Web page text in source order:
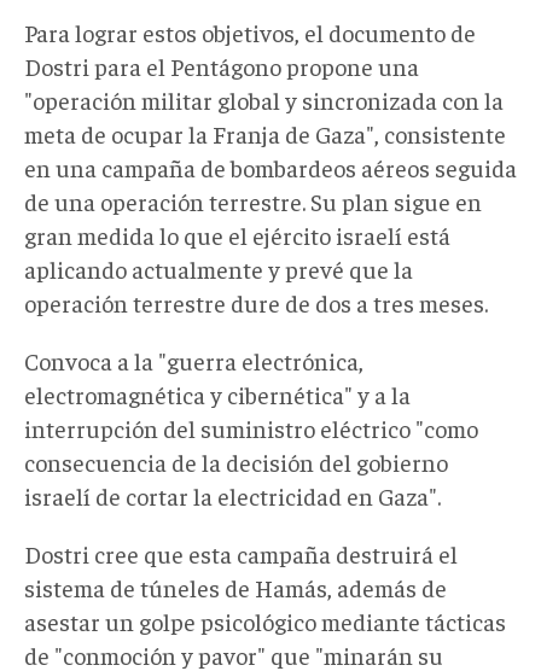
Para lograr estos objetivos, el documento de
Dostri para el Pentágono propone una
"operación militar global y sincronizada con la
meta de ocupar la Franja de Gaza", consistente
en una campaña de bombardeos aéreos seguida
de una operación terrestre. Su plan sigue en
gran medida lo que el ejército israelí está
aplicando actualmente y prevé que la
operación terrestre dure de dos a tres meses.
Convoca a la "guerra electrónica,
electromagnética y cibernética" y a la
interrupción del suministro eléctrico "como
consecuencia de la decisión del gobierno
israelí de cortar la electricidad en Gaza".
Dostri cree que esta campaña destruirá el
sistema de túneles de Hamás, además de
asestar un golpe psicológico mediante tácticas
de "conmoción y pavor" que "minarán su